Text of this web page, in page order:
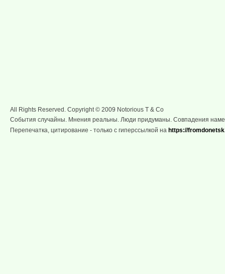
All Rights Reserved. Copyright © 2009 Notorious T & Co
События случайны. Мнения реальны. Люди придуманы. Совпадения
Перепечатка, цитирование - только с гиперссылкой на https://